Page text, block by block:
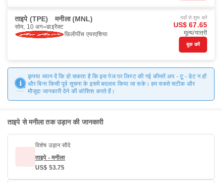
ताइपे (TPE) मनीला (MNL)
सोम, 10 अग॰ डाइरैक्ट
फ़िलीपींस एयरएशिया
यहाँ से शुरू करें
US$ 67.65
मूल्य/यात्री
बुक करें
कृपया ध्यान दें कि हो सकता है कि इस पेज पर लिस्ट की गई कीमतें अप - टू - डेट न हों
और बिना किसी पूर्व सूचना के इसमें बदलाव किया जा सके। हम सबसे सटीक और
मौजूदा जानकारी देने की कोशिश करते हैं।
ताइपे से मनीला तक उड़ान की जानकारी
विशेष उड़ान सौदे
ताइपे - मनीला
US$ 53.75